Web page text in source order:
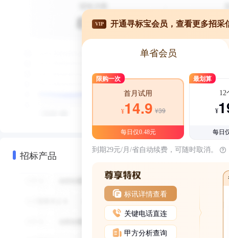
招标产品
VIP 开通寻标宝会员，查看更多招采
单省会员
限购一次
首月试用
¥14.9 ¥39
每日仅0.48元
最划算
12
¥
每日
到期29元/月/省自动续费，可随时取消。
标讯详情查看
关键电话直连
甲方分析查询